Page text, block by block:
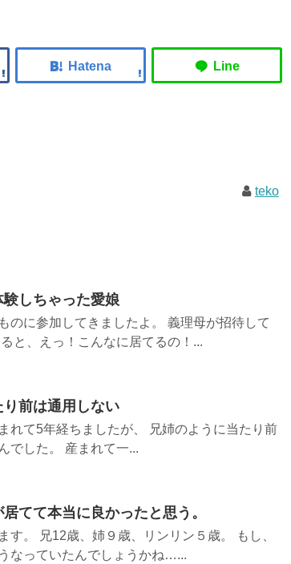
teko
しちゃった愛娘
のに参加してきましたよ。 義理母が招待して
と、えっ！こんなに居てるの！...
前は通用しない
れて5年経ちましたが、 兄姉のように当たり前
でした。 産まれて一...
てて本当に良かったと思う。
す。 兄12歳、姉９歳、リンリン５歳。 もし、
なっていたんでしょうかね…...